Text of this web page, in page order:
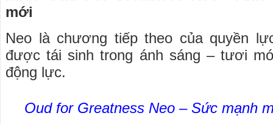
mới
Neo là chương tiếp theo của quyền
được tái sinh trong ánh sáng – tươi
động lực.
Oud for Greatness Neo – Sức mạnh